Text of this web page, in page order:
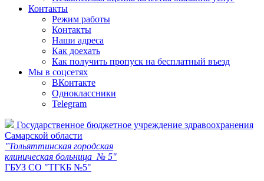
Контакты
Режим работы
Контакты
Наши адреса
Как доехать
Как получить пропуск на бесплатный въезд
Мы в соцсетях
ВКонтакте
Одноклассники
Telegram
Государственное бюджетное учреждение здравоохранения
Самарской области
"Тольяттинская городская
клиническая больница № 5"
ГБУЗ СО "ТГКБ №5"